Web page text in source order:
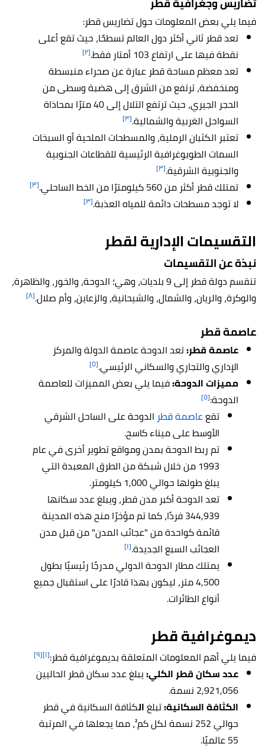
فيما يلي بعض المعلومات حول تضاريس قطر:
تعد قطر ثاني أكثر دول العالم تسطحًا، حيث تقع أعلى
نقطة فيها على ارتفاع 103 أمتار فقط.
[٢]
تعد معظم مساحة قطر عبارة عن صحراء منبسطة
ومنخفضة، ترتفع من الشرق إلى هضبة وسطى من
الحجر الجيري، حيث ترتفع التلال إلى 40 مترًا بمحاذاة
السواحل الغربية والشمالية.[٣]
تعتبر الكثبان الرملية، والمسطحات الملحية أو السبخات
السمات الطوبوغرافية الرئيسية للقطاعات الجنوبية
والجنوبية الشرقية.[٣]
تمتلك قطر أكثر من 560 كيلومترًا من الخط الساحلي. [٣]
لا توجد مسطحات دائمة للمياه العذبة.[٣]
التقسيمات الإدارية لقطر
نبذة عن التقسيمات
تنقسم دولة قطر إلى 9 بلديات، وهي؛ الدوحة، والخور، والظاهرة،
والوكرة، والريان، والشمال، والشيحانية، والزعاين، وأم صلال.[٨]
عاصمة قطر
عاصمة قطر:تعدالدوحة عاصمة الدولة والمركز
الإداري والتجاري والسكاني الرئيسي.[٥]
مميزات الدوحة:فيما يلي بعض المميزات للعاصمة
الدوحة:[٥]
تقععاصمة قطر الدوحة على الساحل الشرقي
الأوسط على ميناء كاسح.
تم ربط الدوحة بمدن ومواقع تطوير أخرى في عام
1993 من خلال شبكة من الطرق المعبدة التي
يبلغ طولها حوالي 1,000 كيلومتر.
تعدالدوحة أكبر مدن قطر، ويبلغ عدد سكانها
344,939 فردًا، كما تم مؤخرًا منح هذه المدينة
قائمة كواحدة من "عجائب المدن" من قبل مدن
العجائب السبع الجديدة.[١]
يمتلك مطار الدوحة الدولي مدرجًا رئيسيًا بطول
4,500 متر، ليكون بهذا قادرًا على استقبال جميع
أنواع الطائرات.
ديموغرافية قطر
فيما يلي أهم المعلومات المتعلقة بديموغرافية قطر:[١] [٩]
عدد سكان قطر الكلي:يبلغ عدد سكان قطر الحاليين
2,921,056 نسمة.
الكثافة السكانية:تبلغالكثافة السكانية في قطر
حوالي 252 نسمة لكل كم²، مما يجعلها في المرتبة
55 عالميًا.